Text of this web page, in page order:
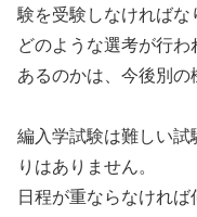
験を受験しなければな
どのような選考が行
あるのかは、今後別の
編入学試験は難しい試
りはありません。
日程が重ならなければ